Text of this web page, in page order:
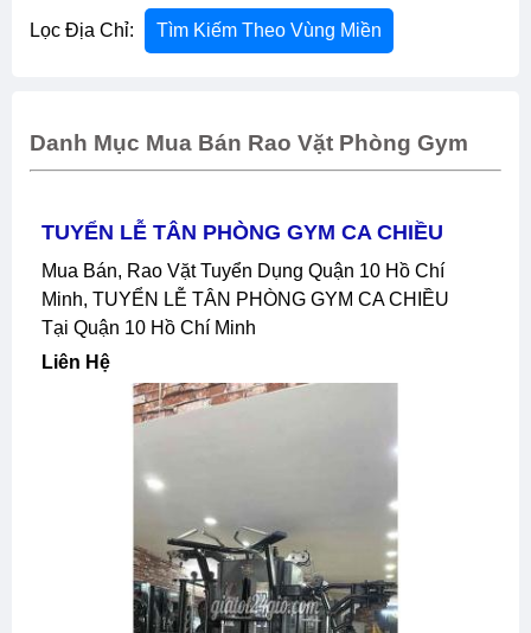
Lọc Địa Chỉ: Tìm Kiếm Theo Vùng Miền
Danh Mục Mua Bán Rao Vặt Phòng Gym
TUYỂN LỄ TÂN PHÒNG GYM CA CHIỀU
Mua Bán, Rao Vặt Tuyển Dụng Quận 10 Hồ Chí
Minh, TUYỂN LỄ TÂN PHÒNG GYM CA CHIỀU
Tại Quận 10 Hồ Chí Minh
Liên Hệ